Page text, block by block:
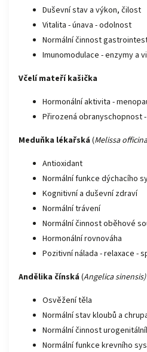
Duševní stav a výkon, čilost
Vitalita - únava - odolnost
Normální činnost
Imunomodulace - enzymy a
Včelí mateří kašička
Hormonální aktivita -
Přirozená obranyschopnost
Meduňka lékařská (Melissa
Antioxidant
Normální funkce dýchacího
Kognitivní a duševní zdraví
Normální trávení
Normální činnost oběhové
Hormonální rovnováha
Pozitivní nálada - relaxace -
Andělika čínská (Angelica sinensis)
Osvěžení těla
Normální stav kloubů a
Normální činnost
Normální funkce krevního